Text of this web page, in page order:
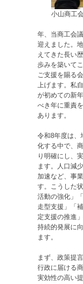
小山商工
年、当商工会
迎えました。
えてきた長い
歩みを築いて
ご支援を賜る
上げます。私
が初めての新
べき年に重責
あります。
令和8年度は、
化する中で、
り明確にし、
ます。人口減
加速など、事
す。こうした
活動の強化」
走型支援」「
定支援の推進
持続的発展に
ます。
まず、政策提
行政に届ける
実効性の高い